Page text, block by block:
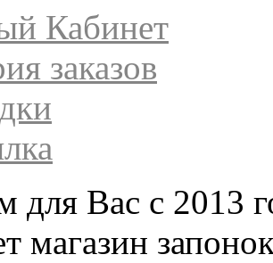
Кабинет
заказов
для Вас с 2013
магазин